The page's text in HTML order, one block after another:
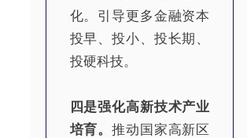
化。引导更多金融资本
投早、投小、投长期、
投硬科技。
四是强化高新技术产业
培育。推动国家高新区